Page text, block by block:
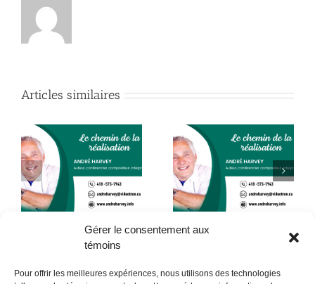
Gérer le consentement aux
témoins
Pour offrir les meilleures expériences, nous utilisons des technologies
Articles similaires
La colère et la
souffrance sont-elles
inévitables ?
Déclics… pour
pardonner